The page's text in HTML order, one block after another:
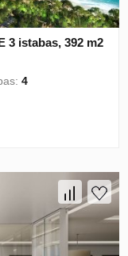
3 istabas, 392 m2
4